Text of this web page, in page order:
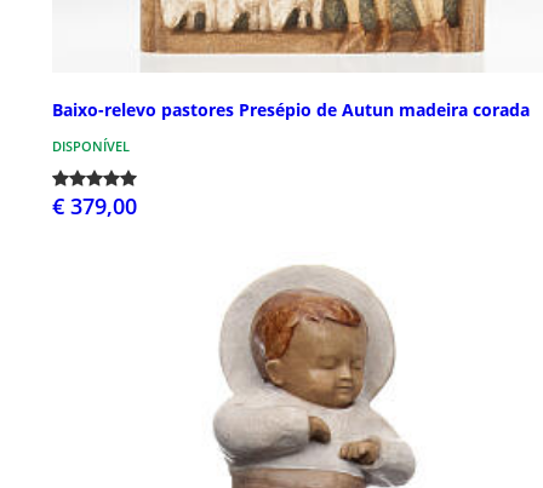
Baixo-relevo pastores Presépio de Autun madeira corada
DISPONÍVEL
€ 379,00